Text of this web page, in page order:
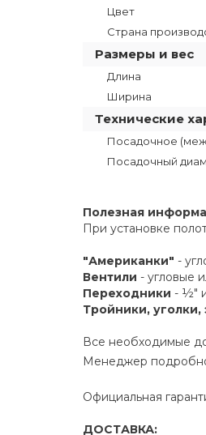
Цвет
Страна
Размеры и вес
Длина
Ширина
Технические
Посадочное
Посадочный
Полезная
При установке
"Американки" -
Вентили - угловые
Переходники - ½"
Тройники,
Все необходимые
Менеджер
Официальная
ДОСТАВКА: